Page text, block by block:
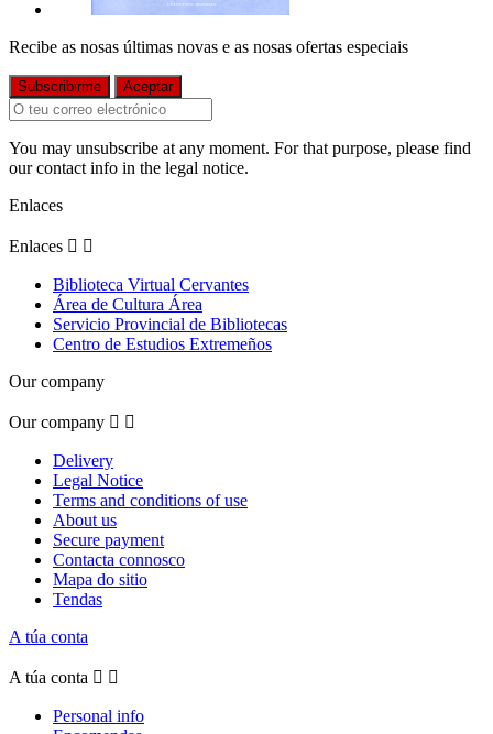
Recibe as nosas últimas novas e as nosas ofertas especiais
You may unsubscribe at any moment. For that purpose, please find
our contact info in the legal notice.
Enlaces
Enlaces  
Biblioteca Virtual Cervantes
Área de Cultura Área
Servicio Provincial de Bibliotecas
Centro de Estudios Extremeños
Our company
Our company  
Delivery
Legal Notice
Terms and conditions of use
About us
Secure payment
Contacta connosco
Mapa do sitio
Tendas
A túa conta
A túa conta  
Personal info